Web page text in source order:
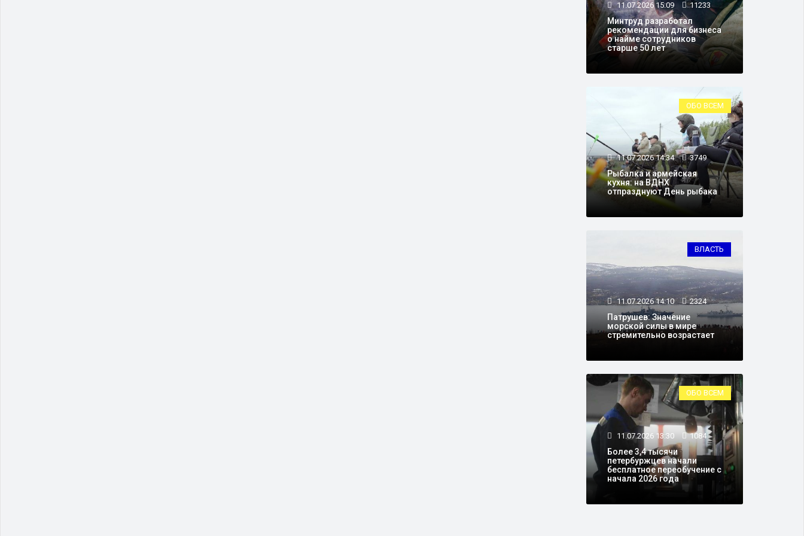
11.07.2026 15:09 11233
Минтруд разработал
рекомендации для бизнеса
о найме сотрудников
старше 50 лет
ОБО ВСЕМ
11.07.2026 14:34 3749
Рыбалка и армейская
кухня: на ВДНХ
отпразднуют День рыбака
ВЛАСТЬ
11.07.2026 14:10 2324
Патрушев: Значение
морской силы в мире
стремительно возрастает
ОБО ВСЕМ
11.07.2026 13:30 1084
Более 3,4 тысячи
петербуржцев начали
бесплатное переобучение с
начала 2026 года